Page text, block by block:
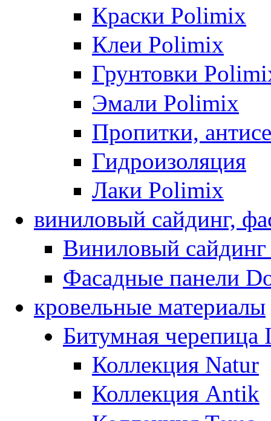
Краски Polimix
Клеи Polimix
Грунтовки
Эмали Polimix
Пропитки,
Гидроизоляция
Лаки Polimix
виниловый сайдинг,
Виниловый
Фасадные панели
кровельные материалы
Битумная черепица
Коллекция Natur
Коллекция Antik